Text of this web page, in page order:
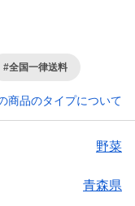
#全国一律送料
商品のタイプについて
野菜
青森県